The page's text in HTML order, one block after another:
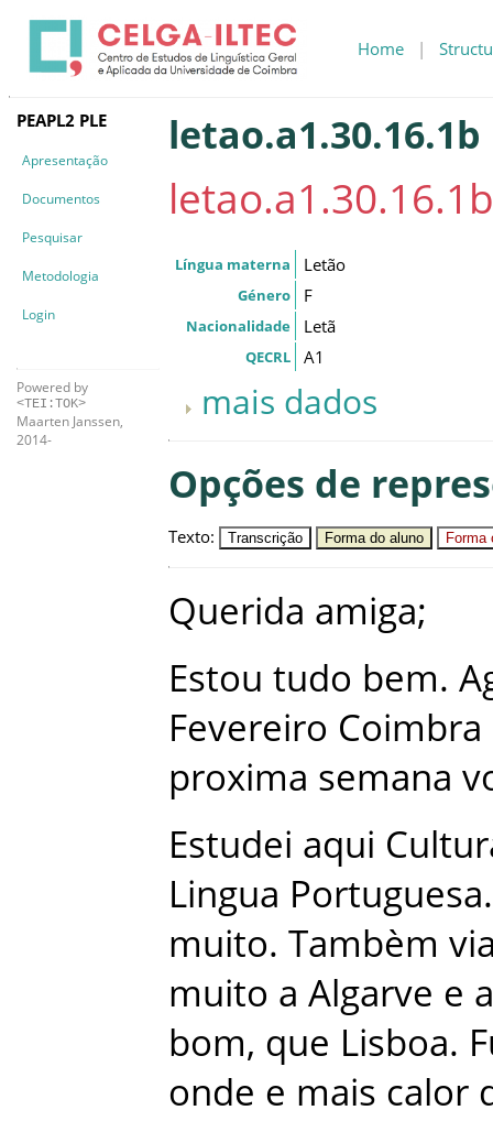
Home |
PEAPL2 PLE
Apresentação
Documentos
Pesquisar
Metodologia
Login
Powered by
<TEI:TOK>
Maarten Janssen,
2014-
letao.a1.30.16.1b
letao.a1.30.16.1b
Língua materna Letão
Género F
Nacionalidade Letã
QECRL A1
mais dados
Opções de
Texto: Transcrição Forma do aluno Forma
Querida amiga;
Estou tudo bem.
Fevereiro Coimbra
proxima semana
Estudei aqui
Lingua Portuguesa.
muito. Tambèm
muito a Algarve e a
bom, que Lisboa.
onde e mais calor